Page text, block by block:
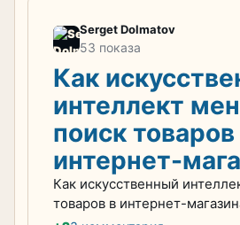
Serget Dolmatov
53 показа
Как
интеллект
поиск товаров
интернет-
Как искусственный
товаров в интернет-